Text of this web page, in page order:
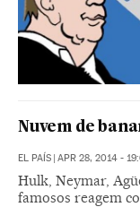
Nuvem de
EL PAÍS | APR 28, 2014 -
Hulk, Neymar,
famosos reagem